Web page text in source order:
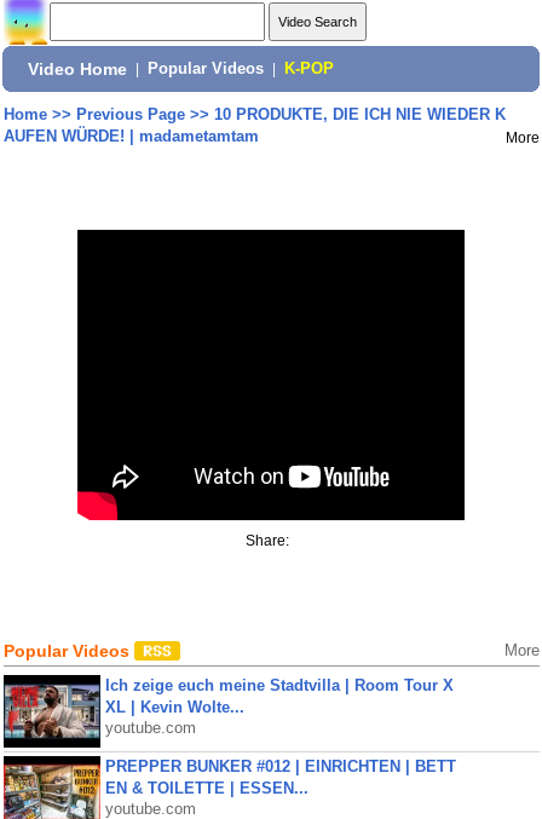
Video Home Popular Videos K-POP
Home>> Previous Page>> 10 PRODUKTE, DIE ICH NIE WIEDER K
AUFEN WÜRDE! | madametamtam
More
Share:
Popular Videos More
Ich zeige euch meine Stadtvilla | Room Tour X
XL | Kevin Wolte...
youtube.com
PREPPER BUNKER #012 | EINRICHTEN | BETT
EN & TOILETTE | ESSEN...
youtube.com